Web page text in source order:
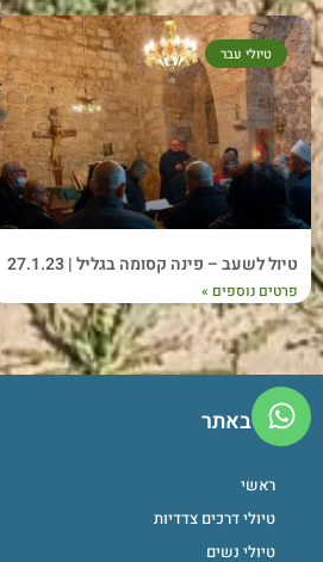
טיולי עבר
טיול לשעב – פינה קסומה בגליל | 27.1.23
פרטים נוספים »
ניווט באתר
ראשי
טיולי דרכים צדדיות
טיולי נשים